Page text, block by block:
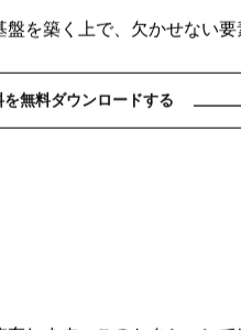
プレゼンスもまた、急速
フィックの増加に成功し
を最適化することで、検
得し、目的のオーディエ